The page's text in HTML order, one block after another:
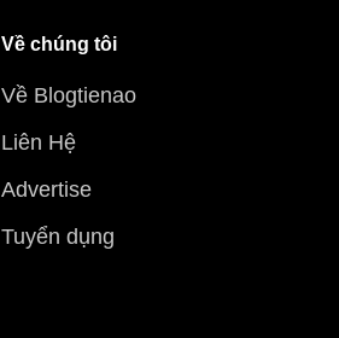
Về chúng tôi
Về Blogtienao
Liên Hệ
Advertise
Tuyển dụng